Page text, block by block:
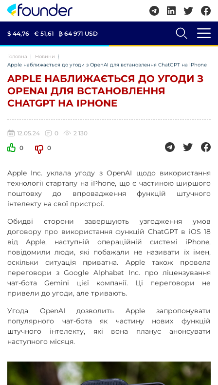
$ 44,76 € 51,61 ₿ 64 971 USD
Головна
Новини
Apple наближається до угоди з OpenAI для встановлення ChatGPT на iPhone
APPLE НАБЛИЖАЄТЬСЯ ДО УГОДИ З
OPENAI ДЛЯ ВСТАНОВЛЕННЯ
CHATGPT НА IPHONE
12.05.24 0
2 130
0
0
Apple Inc. уклала угоду з OpenAI щодо використання
технології стартапу на iPhone, що є частиною ширшого
поштовху до впровадження функцій штучного
інтелекту на свої пристрої.
Обидві сторони завершують узгодження умов
договору про використання функцій ChatGPT в iOS 18
від Apple, наступній операційній системі iPhone,
повідомили люди, які побажали не називати їх імен,
оскільки ситуація приватна. Apple також провела
переговори з Google Alphabet Inc. про ліцензування
чат-бота Gemini цієї компанії. Ці переговори не
привели до угоди, але тривають.
Угода OpenAI дозволить Apple запропонувати
популярного чат-бота як частину нових функцій
штучного інтелекту, які вона планує анонсувати
наступного місяця.